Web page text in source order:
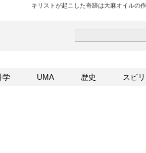
キリストが起こした奇跡は大麻オイルの
はこちら
instagramはこちら
学 UMA 歴史 スピ